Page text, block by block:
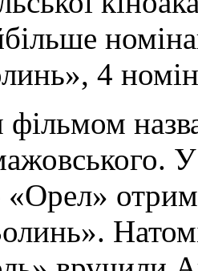
4
У
«Орел»